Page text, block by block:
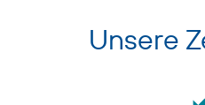
Unsere